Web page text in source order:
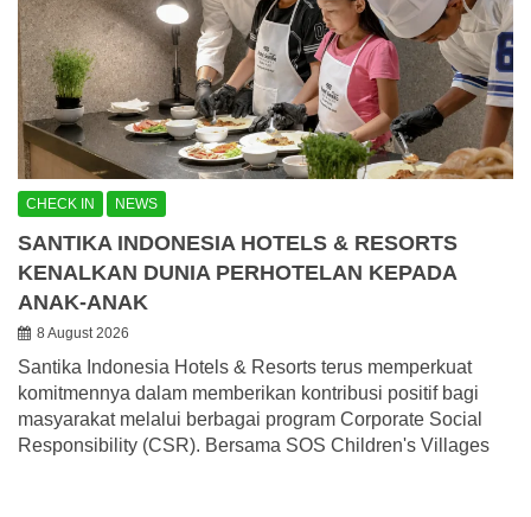
CHECK IN NEWS
SANTIKA INDONESIA HOTELS & RESORTS
KENALKAN DUNIA PERHOTELAN KEPADA
ANAK-ANAK
8 August 2026
Santika Indonesia Hotels & Resorts terus memperkuat
komitmennya dalam memberikan kontribusi positif bagi
masyarakat melalui berbagai program Corporate Social
Responsibility (CSR). Bersama SOS Children's Villages